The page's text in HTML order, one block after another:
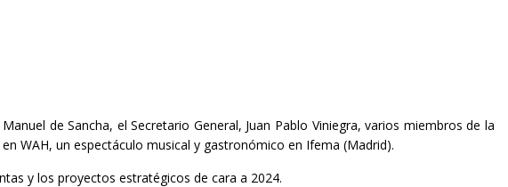
de Sancha, el Secretario General, Juan Pablo Viniegra, varios miembros de la
WAH, un espectáculo musical y gastronómico en Ifema (Madrid).
y los proyectos estratégicos de cara a 2024.